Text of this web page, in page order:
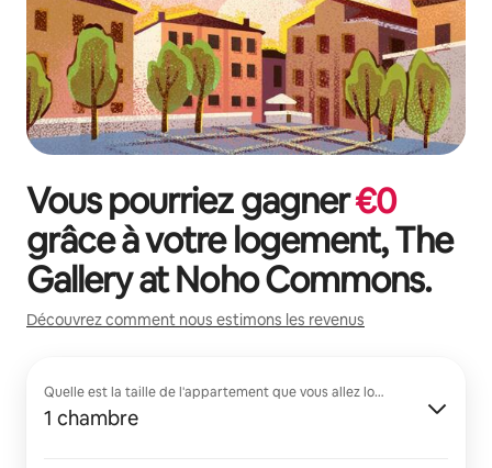
Vous pourriez gagner€0
grâce à votre logement,The
Gallery at Noho Commons.
Découvrez comment nous estimons les revenus
Quelle est la taille de l'appartement que vous allez louer ?
1 chambre